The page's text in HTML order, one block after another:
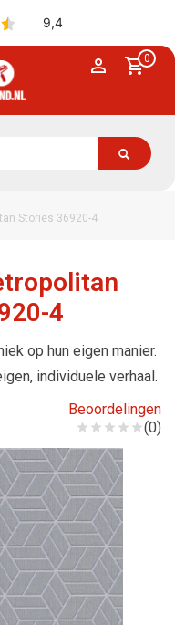
0
Stories 36920-4
4
op hun eigen manier.
individuele verhaal.
Beoordelingen
(0)